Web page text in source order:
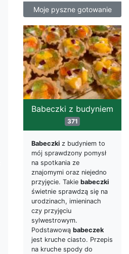
Moje pyszne gotowanie
Babeczki z budyniem
371
Babeczki z budyniem to
mój sprawdzony pomysł
na spotkania ze
znajomymi oraz niejedno
przyjęcie. Takie babeczki
świetnie sprawdzą się na
urodzinach, imieninach
czy przyjęciu
sylwestrowym.
Podstawową babeczek
jest kruche ciasto. Przepis
na kruche spody do